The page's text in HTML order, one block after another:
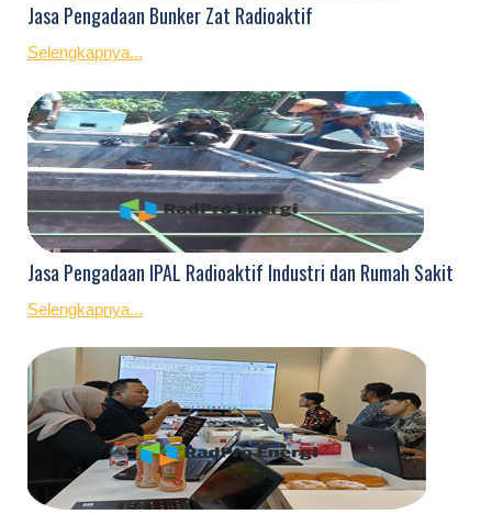
Jasa Pengadaan Bunker Zat Radioaktif
Selengkapnya...
Jasa Pengadaan IPAL Radioaktif Industri dan Rumah Sakit
Selengkapnya...